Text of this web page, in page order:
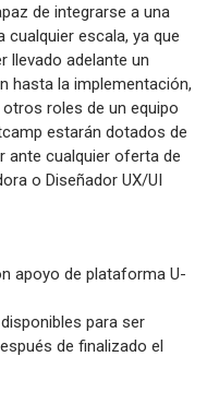
de integrarse a una
escala, ya que
llevado adelante un
hasta la implementación,
roles de un equipo
estarán dotados de
ante cualquier oferta de
o Diseñador UX/UI
apoyo de plataforma U-
para ser
de finalizado el